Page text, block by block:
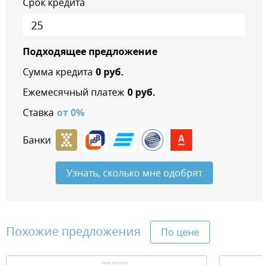
Подходящее предложение
Сумма кредита 0руб.
Ежемесячный платеж 0руб.
Ставка от0%
Банки
Узнать, сколько мне одобрят
Похожие предложения По цене